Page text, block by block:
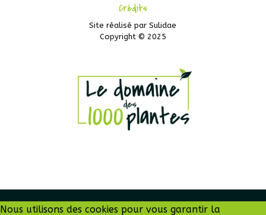
Crédits
Site réalisé parSulidae
Copyright © 2025
Nous utilisons des cookies pour vous garantir la